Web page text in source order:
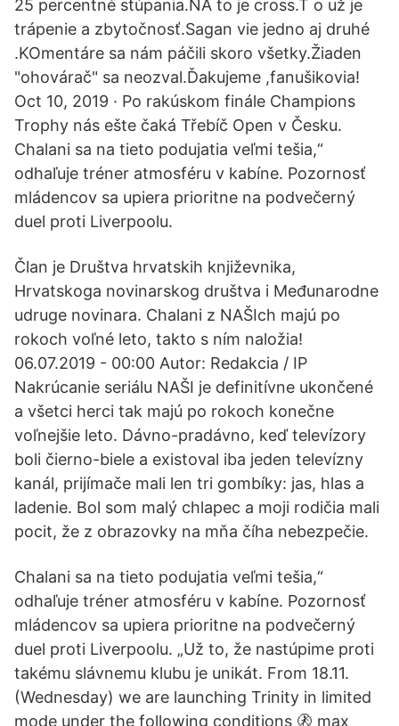
25 percentné stúpania.NA to je cross.T o už je
trápenie a zbytočnosť.Sagan vie jedno aj druhé
.KOmentáre sa nám páčili skoro všetky.Žiaden
"ohovárač" sa neozval.Ďakujeme ,fanušikovia!
Oct 10, 2019 · Po rakúskom finále Champions
Trophy nás ešte čaká Třebíč Open v Česku.
Chalani sa na tieto podujatia veľmi tešia,“
odhaľuje tréner atmosféru v kabíne. Pozornosť
mládencov sa upiera prioritne na podvečerný
duel proti Liverpoolu.
Član je Društva hrvatskih književnika,
Hrvatskoga novinarskog društva i Međunarodne
udruge novinara. Chalani z NAŠIch majú po
rokoch voľné leto, takto s ním naložia!
06.07.2019 - 00:00 Autor: Redakcia / IP
Nakrúcanie seriálu NAŠI je definitívne ukončené
a všetci herci tak majú po rokoch konečne
voľnejšie leto. Dávno-pradávno, keď televízory
boli čierno-biele a existoval iba jeden televízny
kanál, prijímače mali len tri gombíky: jas, hlas a
ladenie. Bol som malý chlapec a moji rodičia mali
pocit, že z obrazovky na mňa číha nebezpečie.
Chalani sa na tieto podujatia veľmi tešia,“
odhaľuje tréner atmosféru v kabíne. Pozornosť
mládencov sa upiera prioritne na podvečerný
duel proti Liverpoolu. „Už to, že nastúpime proti
takému slávnemu klubu je unikát. From 18.11.
(Wednesday) we are launching Trinity in limited
mode under the following conditions 🚷 max